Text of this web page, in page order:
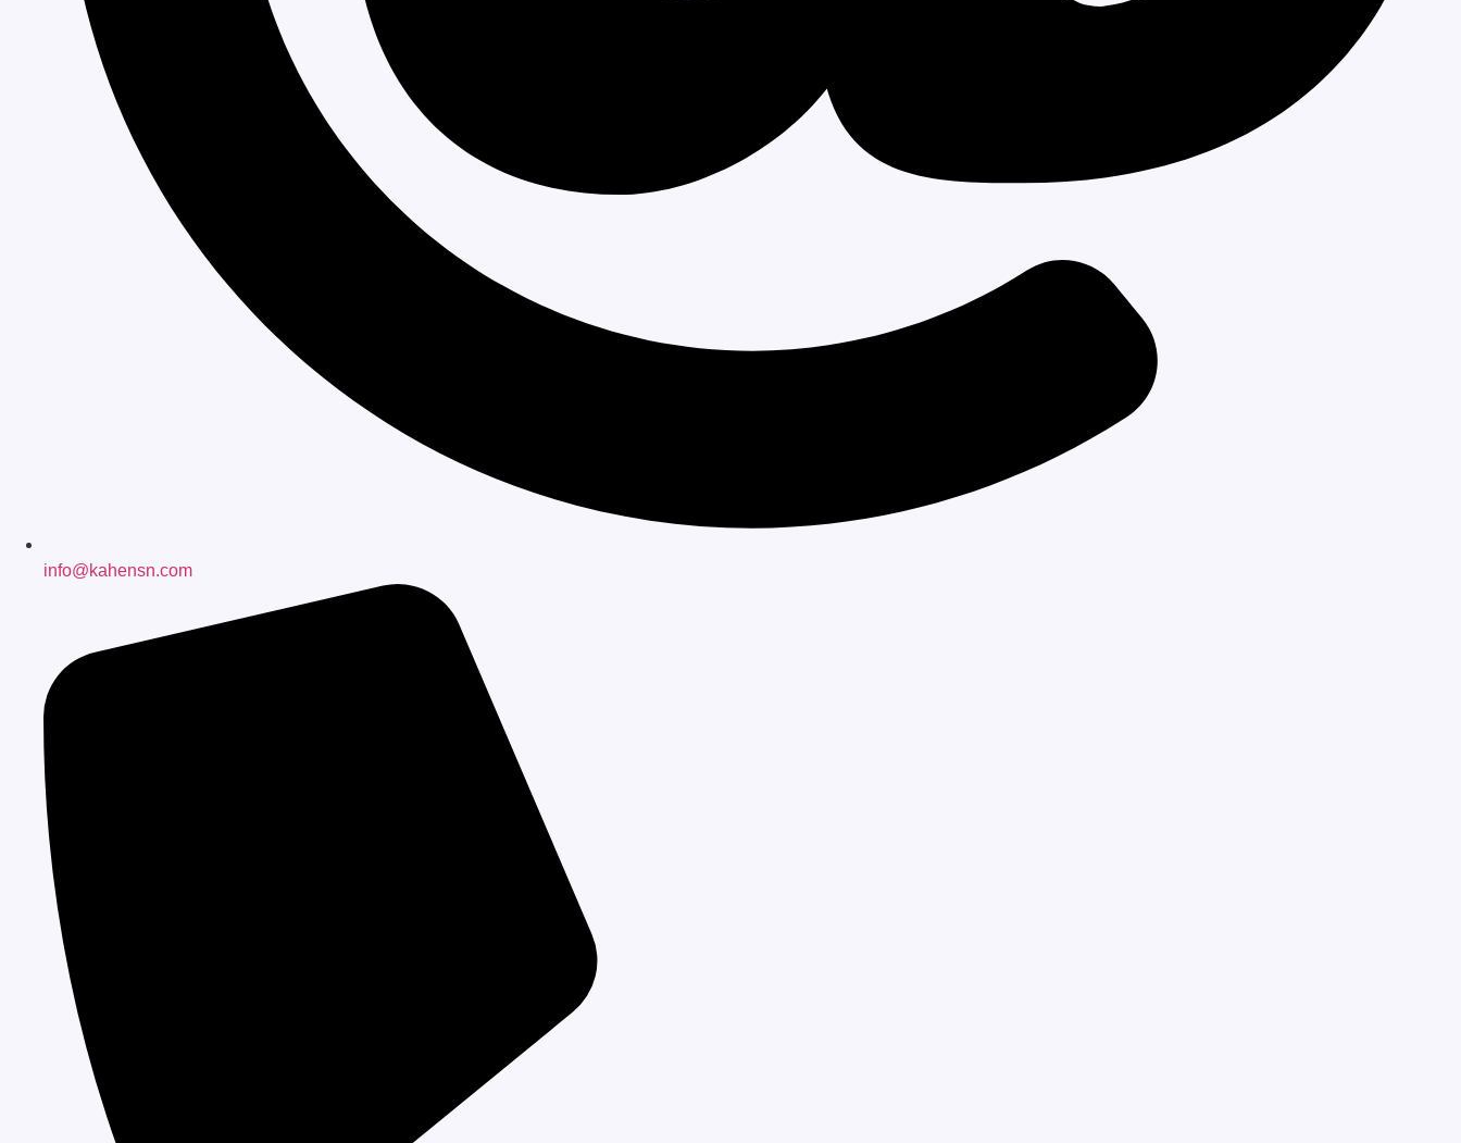
info@kahensn.com